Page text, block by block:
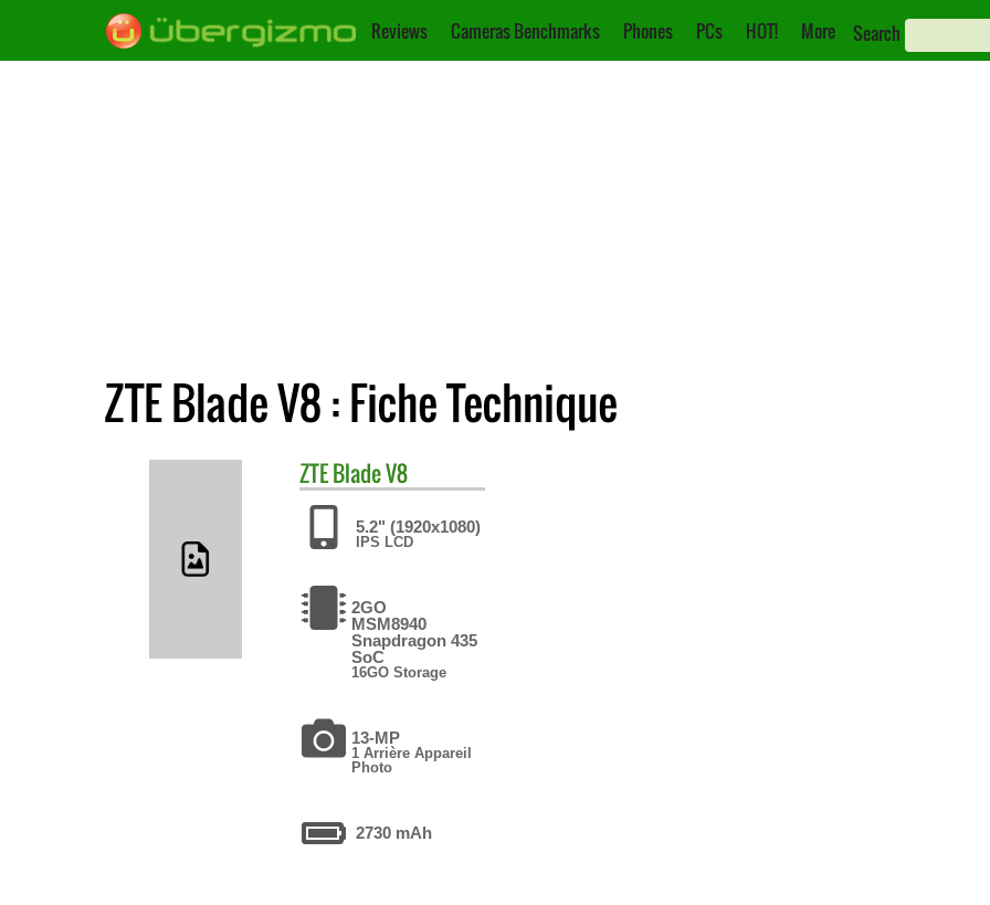
Reviews Cameras Benchmarks Phones PCs HOT! More Search
ZTE Blade V8 : Fiche Technique
ZTEBlade V8
5.2" (1920x1080)
IPS LCD
2GO
MSM8940
Snapdragon 435
SoC
16GO Storage
13-MP
1 Arrière Appareil
Photo
2730 mAh